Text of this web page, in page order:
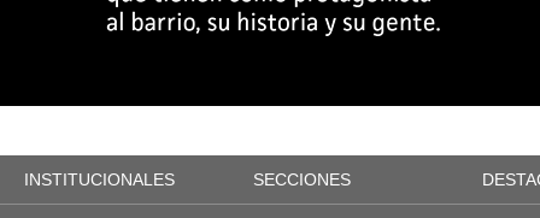
INSTITUCIONALES SECCIONES